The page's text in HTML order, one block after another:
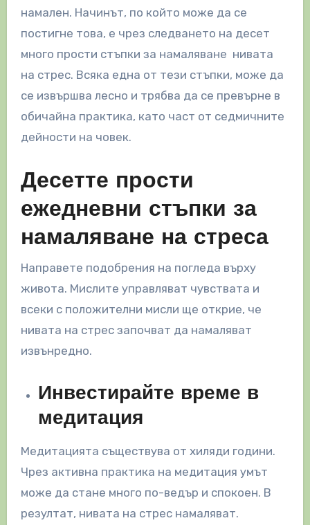
намален. Начинът, по който може да се
постигне това, е чрез следването на десет
много прости стъпки за намаляване нивата
на стрес. Всяка една от тези стъпки, може да
се извършва лесно и трябва да се превърне в
обичайна практика, като част от седмичните
дейности на човек.
Десетте прости
ежедневни стъпки за
намаляване на стреса
Направете подобрения на погледа върху
живота. Мислите управляват чувствата и
всеки с положителни мисли ще открие, че
нивата на стрес започват да намаляват
извънредно.
Инвестирайте време в
медитация
Медитацията съществува от хиляди години.
Чрез активна практика на медитация умът
може да стане много по-ведър и спокоен. В
резултат, нивата на стрес намаляват.